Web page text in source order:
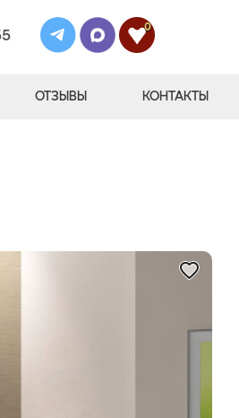
0
ОТЗЫВЫ КОНТАКТЫ